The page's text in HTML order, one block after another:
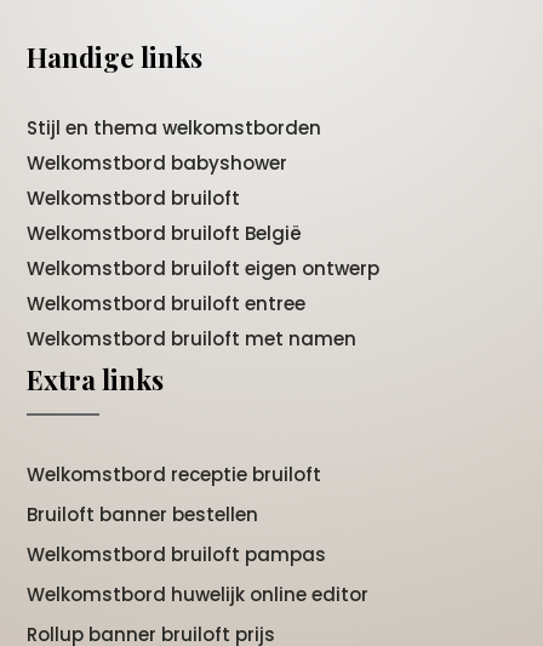
Handige links
Stijl en thema welkomstborden
Welkomstbord babyshower
Welkomstbord bruiloft
Welkomstbord bruiloft België
Welkomstbord bruiloft eigen ontwerp
Welkomstbord bruiloft entree
Welkomstbord bruiloft met namen
Extra links
Welkomstbord receptie bruiloft
Bruiloft banner bestellen
Welkomstbord bruiloft pampas
Welkomstbord huwelijk online editor
Rollup banner bruiloft prijs